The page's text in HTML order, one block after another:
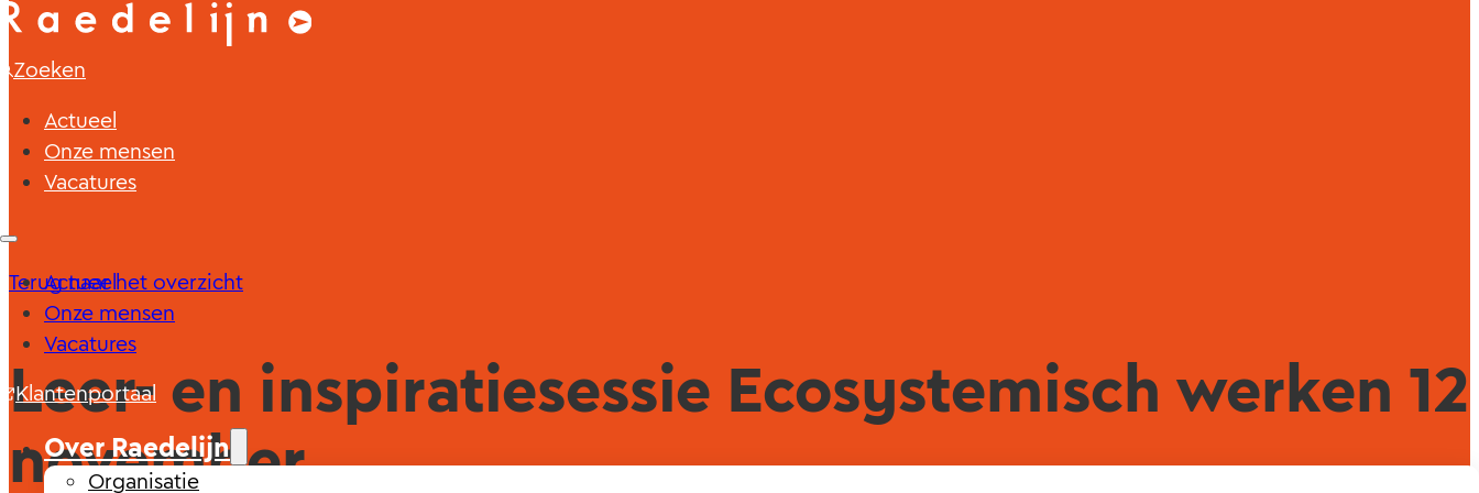
Zoeken
Actueel
Onze mensen
Vacatures
Actueel
Onze mensen
Vacatures
Klantenportaal
Over Raedelijn
Organisatie
Terug naar het overzicht
Leer- en inspiratiesessie Ecosystemisch werken 12
november